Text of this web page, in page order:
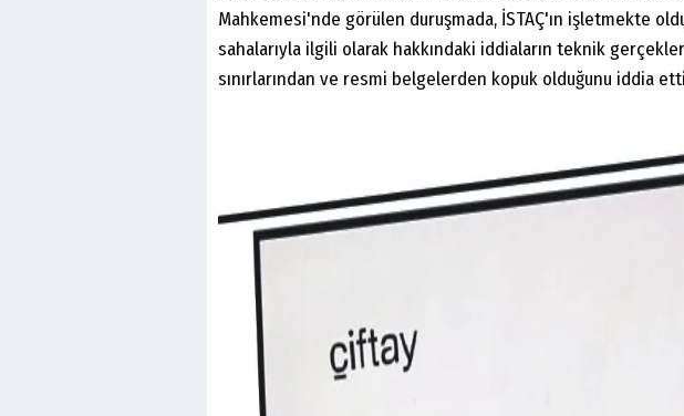
Mahkemesi'nde görülen duruşmada, İSTAÇ'ın işletmekte
sahalarıyla ilgili olarak hakkındaki iddiaların teknik
sınırlarından ve resmi belgelerden kopuk olduğunu iddia